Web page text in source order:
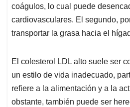
coágulos, lo cual puede
cardiovasculares. El segundo,
transportar la grasa hacia el
El colesterol LDL alto suele ser
un estilo de vida inadecuado,
refiere a la alimentación y a la
obstante, también puede ser